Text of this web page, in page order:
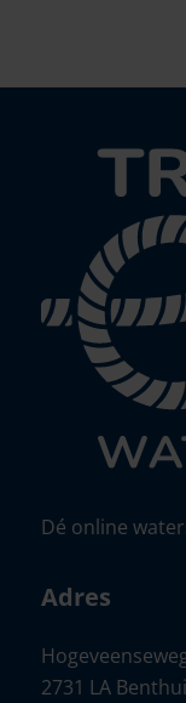
Dé online
Adres
2731 LA